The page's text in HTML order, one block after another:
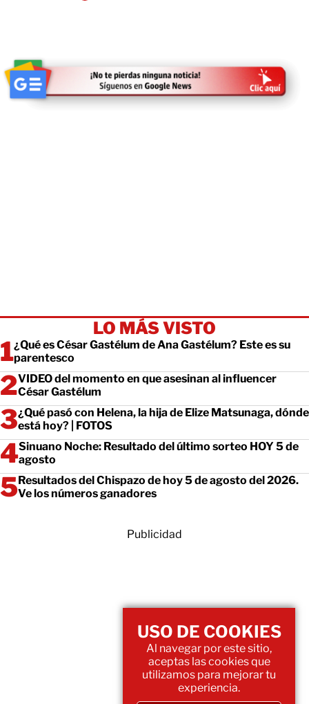
LO MÁS VISTO
¿Qué es César Gastélum de Ana Gastélum? Este es su
parentesco
VIDEO del momento en que asesinan al influencer
César Gastélum
¿Qué pasó con Helena, la hija de Elize Matsunaga, dónde
está hoy? | FOTOS
Sinuano Noche: Resultado del último sorteo HOY 5 de
agosto
Resultados del Chispazo de hoy 5 de agosto del 2026.
Ve los números ganadores
Publicidad
USO DE COOKIES
Al navegar por este sitio,
aceptas las cookies que
utilizamos para mejorar tu
experiencia.